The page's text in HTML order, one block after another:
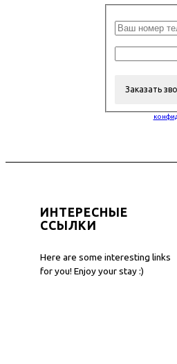
ИНТЕРЕСНЫЕ
ССЫЛКИ
Here are some interesting links
for you! Enjoy your stay :)